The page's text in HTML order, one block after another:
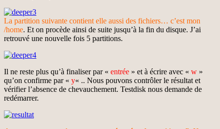
La partition suivante contient elle aussi des fichiers… c’est mon
/home. Et on procède ainsi de suite jusqu’à la fin du disque. J’ai
retrouvé une nouvelle fois 5 partitions.
Il ne reste plus qu’à finaliser par « entrée » et à écrire avec « w »
qu’on confirme par « y« .. Nous pouvons contrôler le résultat et
vérifier l’absence de chevauchement. Testdisk nous demande de
redémarrer.